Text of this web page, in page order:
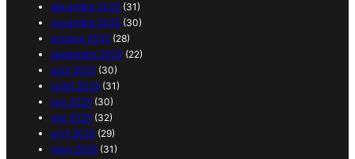
décembre 2025 (31)
novembre 2025 (30)
octobre 2025 (28)
septembre 2025 (22)
août 2025 (30)
juillet 2025 (31)
juin 2025 (30)
mai 2025 (32)
avril 2025 (29)
mars 2025 (31)